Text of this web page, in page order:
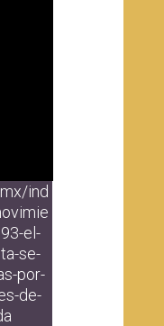
ind
el-
se-
por-
de-